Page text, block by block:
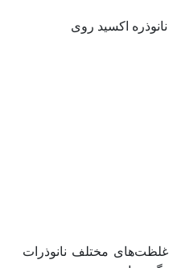
مختلف نانوذرات